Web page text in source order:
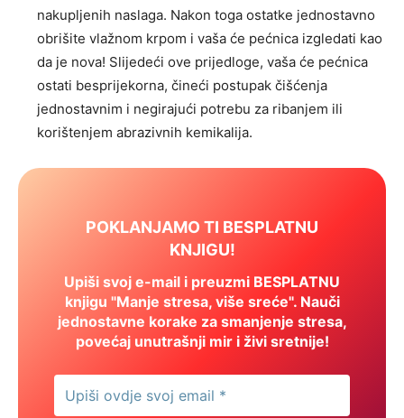
nakupljenih naslaga. Nakon toga ostatke jednostavno
obrišite vlažnom krpom i vaša će pećnica izgledati kao
da je nova! Slijedeći ove prijedloge, vaša će pećnica
ostati besprijekorna, čineći postupak čišćenja
jednostavnim i negirajući potrebu za ribanjem ili
korištenjem abrazivnih kemikalija.
POKLANJAMO TI BESPLATNU
KNJIGU!
Upiši svoj e-mail i preuzmi BESPLATNU
knjigu "Manje stresa, više sreće". Nauči
jednostavne korake za smanjenje stresa,
povećaj unutrašnji mir i živi sretnije!